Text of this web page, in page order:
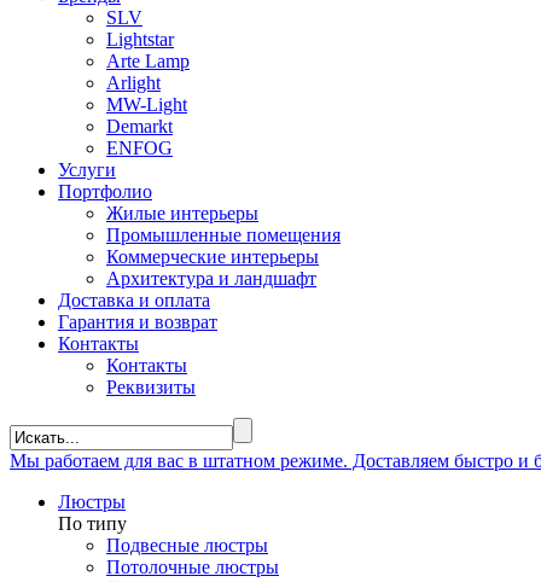
SLV
Lightstar
Arte Lamp
Arlight
MW-Light
Demarkt
ENFOG
Услуги
Портфолио
Жилые интерьеры
Промышленные помещения
Коммерческие интерьеры
Архитектура и ландшафт
Доставка и оплата
Гарантия и возврат
Контакты
Контакты
Реквизиты
Мы работаем для вас в штатном режиме. Доставляем быстро и
Люстры
По типу
Подвесные люстры
Потолочные люстры